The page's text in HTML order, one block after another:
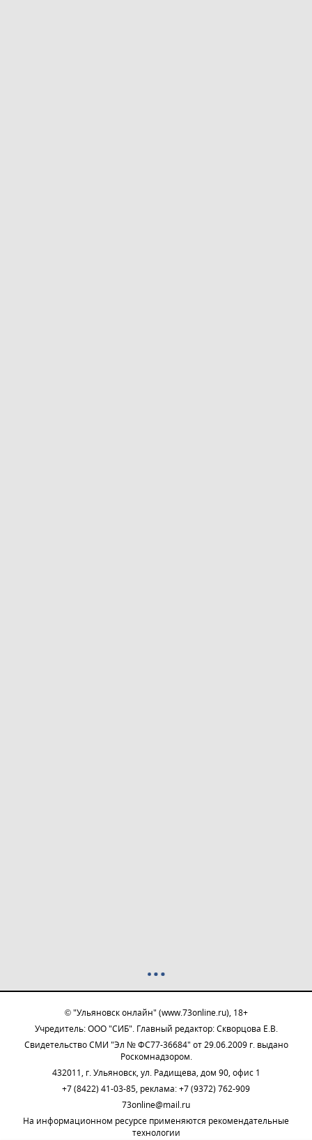
© "Ульяновск онлайн" (www.73online.ru), 18+
Учредитель: ООО "СИБ". Главный редактор: Скворцова Е.В.
Свидетельство СМИ "Эл № ФС77-36684" от 29.06.2009 г. выдано
Роскомнадзором.
432011, г. Ульяновск, ул. Радищева, дом 90, офис 1
+7 (8422) 41-03-85, реклама: +7 (9372) 762-909
73online@mail.ru
На информационном ресурсе применяются рекомендательные
технологии